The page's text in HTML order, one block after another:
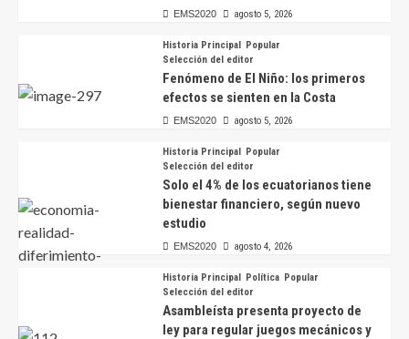
EMS2020 agosto 5, 2026
Historia Principal Popular
Selección del editor
Fenómeno de El Niño: los primeros
efectos se sienten en la Costa
EMS2020 agosto 5, 2026
Historia Principal Popular
Selección del editor
Solo el 4% de los ecuatorianos tiene
bienestar financiero, según nuevo
estudio
EMS2020 agosto 4, 2026
Historia Principal Política Popular
Selección del editor
Asambleísta presenta proyecto de
ley para regular juegos mecánicos y